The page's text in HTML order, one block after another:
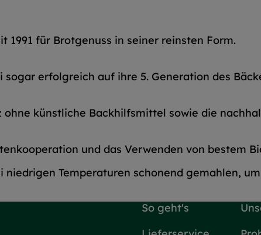
1991 für Brotgenuss in seiner reinsten Form.
erfolgreich auf ihre 5. Generation des
künstliche Backhilfsmittel sowie die
und das Verwenden von bestem
Temperaturen schonend gemahlen,
So geht's